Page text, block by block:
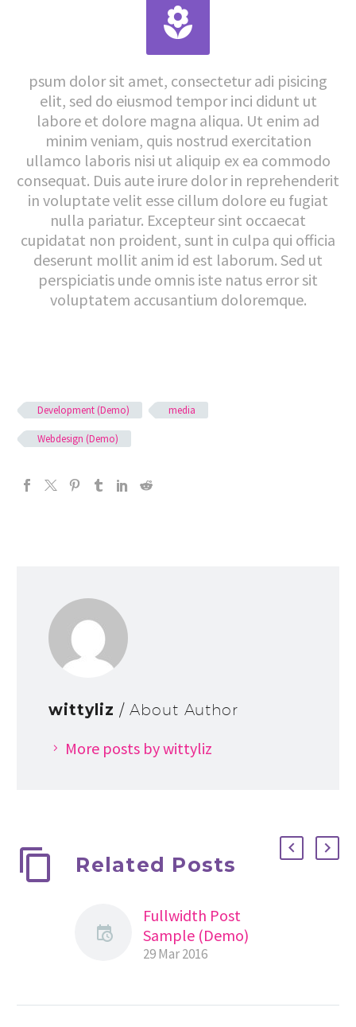


psum dolor sit amet, consectetur adi pisicing
elit, sed do eiusmod tempor inci didunt ut
labore et dolore magna aliqua. Ut enim ad
minim veniam, quis nostrud exercitation
ullamco laboris nisi ut aliquip ex ea commodo
consequat. Duis aute irure dolor in reprehenderit
in voluptate velit esse cillum dolore eu fugiat
nulla pariatur. Excepteur sint occaecat
cupidatat non proident, sunt in culpa qui officia
deserunt mollit anim id est laborum. Sed ut
perspiciatis unde omnis iste natus error sit
voluptatem accusantium doloremque.
Development (Demo) media
Webdesign (Demo)
wittyliz / About Author
More posts by wittyliz
Related Posts
Fullwidth Post
Sample (Demo)
29 Mar 2016